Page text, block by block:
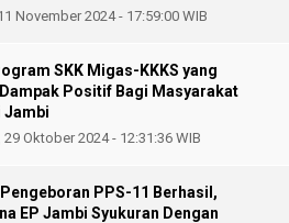
November 2024 - 17:59:00 WIB
SKK Migas-KKKS yang
Positif Bagi Masyarakat
Jambi
29 Oktober 2024 - 12:31:36 WIB
PPS-11 Berhasil,
EP Jambi Syukuran Dengan